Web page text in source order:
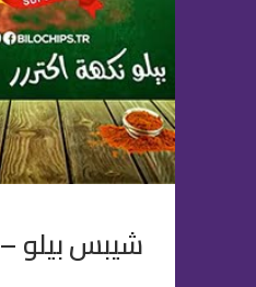
شيبس بيلو – Chips Bilo